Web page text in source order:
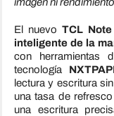
El nuevoTCL
inteligente de la
con herramientas
tecnología
lectura y escritura
una tasa de
una escritura